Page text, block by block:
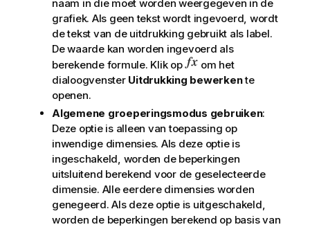
naam in die moet worden weergegeven in de
grafiek. Als geen tekst wordt ingevoerd, wordt
de tekst van de uitdrukking gebruikt als label.
De waarde kan worden ingevoerd als
berekende formule. Klik op
om het
dialoogvenster Uitdrukking bewerkente
openen.
Algemene groeperingsmodus gebruiken:
Deze optie is alleen van toepassing op
inwendige dimensies. Als deze optie is
ingeschakeld, worden de beperkingen
uitsluitend berekend voor de geselecteerde
dimensie. Alle eerdere dimensies worden
genegeerd. Als deze optie is uitgeschakeld,
worden de beperkingen berekend op basis van